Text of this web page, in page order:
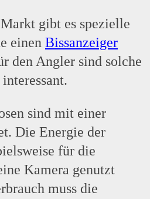
gibt es spezielle
einen Bissanzeiger
den Angler sind solche
sind mit einer
Die Energie der
für die
Kamera genutzt
muss die